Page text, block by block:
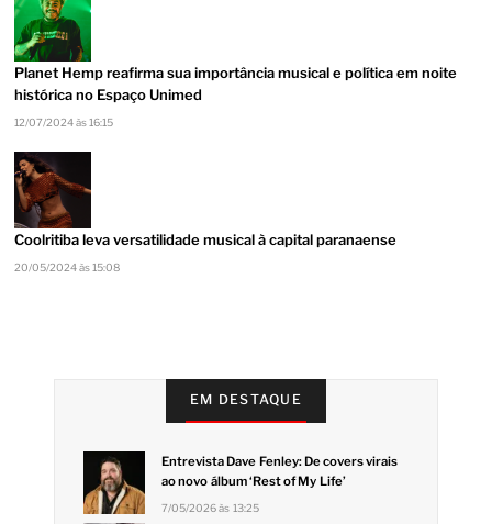
Planet Hemp reafirma sua importância musical e política em noite
histórica no Espaço Unimed
12/07/2024 às 16:15
Coolritiba leva versatilidade musical à capital paranaense
20/05/2024 às 15:08
EM DESTAQUE
Entrevista Dave Fenley: De covers virais
ao novo álbum ‘Rest of My Life’
7/05/2026 às 13:25